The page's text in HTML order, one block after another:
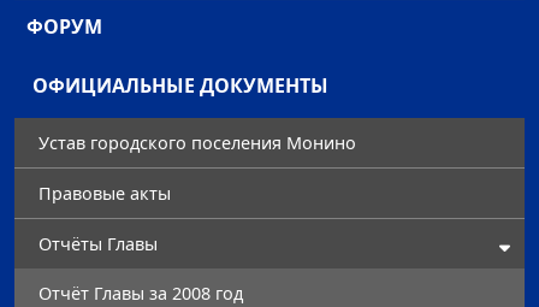
ФОРУМ
ОФИЦИАЛЬНЫЕ ДОКУМЕНТЫ
Устав городского поселения Монино
Правовые акты
Отчёты Главы
Отчёт Главы за 2008 год